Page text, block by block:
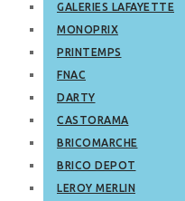
GALERIES LAFAYETTE
MONOPRIX
PRINTEMPS
FNAC
DARTY
CASTORAMA
BRICOMARCHE
BRICO DEPOT
LEROY MERLIN